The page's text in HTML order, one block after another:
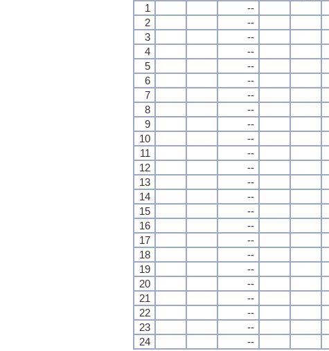
1
--
2
--
3
--
4
--
5
--
6
--
7
--
8
--
9
--
10
--
11
--
12
--
13
--
14
--
15
--
16
--
17
--
18
--
19
--
20
--
21
--
22
--
23
--
24
--